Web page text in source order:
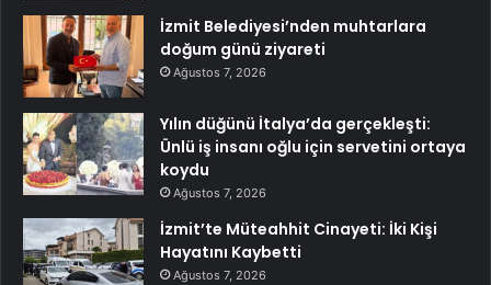
İzmit Belediyesi’nden muhtarlara
doğum günü ziyareti
Ağustos 7, 2026
Yılın düğünü İtalya’da gerçekleşti:
Ünlü iş insanı oğlu için servetini ortaya
koydu
Ağustos 7, 2026
İzmit’te Müteahhit Cinayeti: İki Kişi
Hayatını Kaybetti
Ağustos 7, 2026